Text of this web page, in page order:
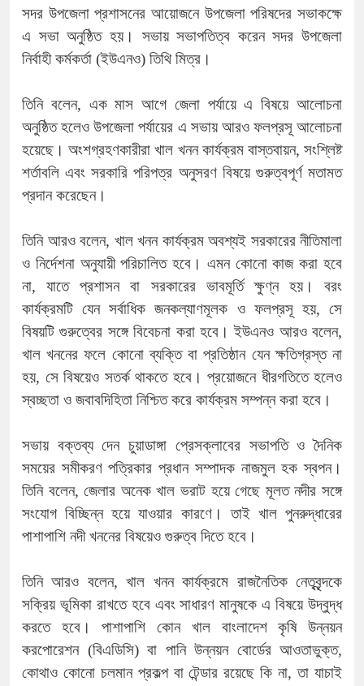
সদর উপজেলা প্রশাসনের আয়োজনে উপজেলা পরিষদের সভাকক্ষে
এ সভা অনুষ্ঠিত হয়। সভায় সভাপতিত্ব করেন সদর উপজেলা
নির্বাহী কর্মকর্তা (ইউএনও) তিথি মিত্র।
তিনি বলেন, এক মাস আগে জেলা পর্যায়ে এ বিষয়ে আলোচনা
অনুষ্ঠিত হলেও উপজেলা পর্যায়ের এ সভায় আরও ফলপ্রসূ আলোচনা
হয়েছে। অংশগ্রহণকারীরা খাল খনন কার্যক্রম বাস্তবায়ন, সংশ্লিষ্ট
শর্তাবলি এবং সরকারি পরিপত্র অনুসরণ বিষয়ে গুরুত্বপূর্ণ মতামত
প্রদান করেছেন।
তিনি আরও বলেন, খাল খনন কার্যক্রম অবশ্যই সরকারের নীতিমালা
ও নির্দেশনা অনুযায়ী পরিচালিত হবে। এমন কোনো কাজ করা হবে
না, যাতে প্রশাসন বা সরকারের ভাবমূর্তি ক্ষুণ্ন হয়। বরং
কার্যক্রমটি যেন সর্বাধিক জনকল্যাণমূলক ও ফলপ্রসূ হয়, সে
বিষয়টি গুরুত্বের সঙ্গে বিবেচনা করা হবে। ইউএনও আরও বলেন,
খাল খননের ফলে কোনো ব্যক্তি বা প্রতিষ্ঠান যেন ক্ষতিগ্রস্ত না
হয়, সে বিষয়েও সতর্ক থাকতে হবে। প্রয়োজনে ধীরগতিতে হলেও
স্বচ্ছতা ও জবাবদিহিতা নিশ্চিত করে কার্যক্রম সম্পন্ন করা হবে।
সভায় বক্তব্য দেন চুয়াডাঙ্গা প্রেসক্লাবের সভাপতি ও দৈনিক
সময়ের সমীকরণ পত্রিকার প্রধান সম্পাদক নাজমুল হক স্বপন।
তিনি বলেন, জেলার অনেক খাল ভরাট হয়ে গেছে মূলত নদীর সঙ্গে
সংযোগ বিচ্ছিন্ন হয়ে যাওয়ার কারণে। তাই খাল পুনরুদ্ধারের
পাশাপাশি নদী খননের বিষয়েও গুরুত্ব দিতে হবে।
তিনি আরও বলেন, খাল খনন কার্যক্রমে রাজনৈতিক নেতৃবৃন্দকে
সক্রিয় ভূমিকা রাখতে হবে এবং সাধারণ মানুষকে এ বিষয়ে উদ্বুদ্ধ
করতে হবে। পাশাপাশি কোন খাল বাংলাদেশ কৃষি উন্নয়ন
করপোরেশন (বিএডিসি) বা পানি উন্নয়ন বোর্ডের আওতাভুক্ত,
কোথাও কোনো চলমান প্রকল্প বা টেন্ডার রয়েছে কি না, তা যাচাই